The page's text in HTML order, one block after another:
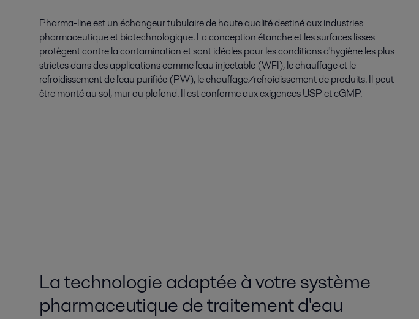
Pharma-line est un échangeur tubulaire de haute qualité destiné aux industries
pharmaceutique et biotechnologique. La conception étanche et les surfaces lisses
protègent contre la contamination et sont idéales pour les conditions d'hygiène les plus
strictes dans des applications comme l'eau injectable (WFI), le chauffage et le
refroidissement de l'eau purifiée (PW), le chauffage/refroidissement de produits. Il peut
être monté au sol, mur ou plafond. Il est conforme aux exigences USP et cGMP.
La technologie adaptée à votre système
pharmaceutique de traitement d'eau